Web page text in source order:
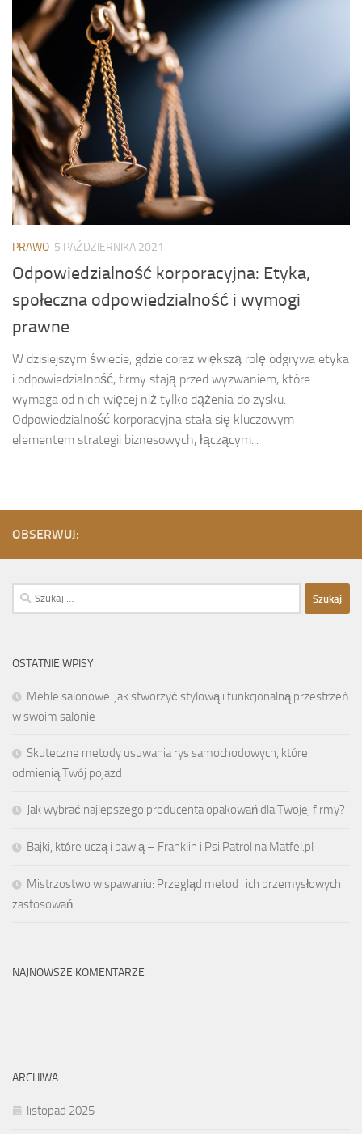
PRAWO 5 PAŹDZIERNIKA 2021
Odpowiedzialność korporacyjna: Etyka,
społeczna odpowiedzialność i wymogi
prawne
W dzisiejszym świecie, gdzie coraz większą rolę odgrywa etyka
i odpowiedzialność, firmy stają przed wyzwaniem, które
wymaga od nich więcej niż tylko dążenia do zysku.
Odpowiedzialność korporacyjna stała się kluczowym
elementem strategii biznesowych, łączącym...
OBSERWUJ:
Szukaj:
OSTATNIE WPISY
Meble salonowe: jak stworzyć stylową i funkcjonalną przestrzeń
w swoim salonie
Skuteczne metody usuwania rys samochodowych, które
odmienią Twój pojazd
Jak wybrać najlepszego producenta opakowań dla Twojej firmy?
Bajki, które uczą i bawią – Franklin i Psi Patrol na Matfel.pl
Mistrzostwo w spawaniu: Przegląd metod i ich przemysłowych
zastosowań
NAJNOWSZE KOMENTARZE
ARCHIWA
listopad 2025